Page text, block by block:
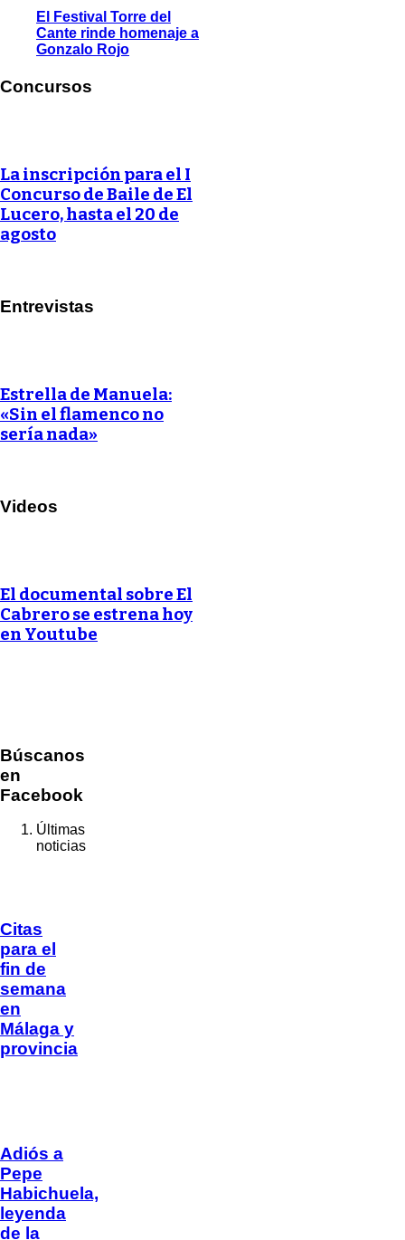
El Festival Torre del
Cante rinde homenaje a
Gonzalo Rojo
Concursos
La inscripción para el I
Concurso de Baile de El
Lucero, hasta el 20 de
agosto
Entrevistas
Estrella de Manuela:
«Sin el flamenco no
sería nada»
Videos
El documental sobre El
Cabrero se estrena hoy
en Youtube
Búscanos
en
Facebook
Últimas
noticias
Citas
para el
fin de
semana
en
Málaga y
provincia
Adiós a
Pepe
Habichuela,
leyenda
de la